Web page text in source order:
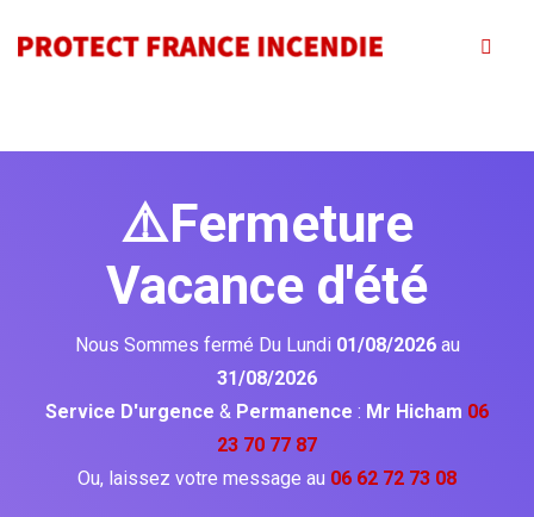
⚠️Fermeture
Vacance d'été
Nous Sommes fermé Du Lundi 01/08/2026 au
31/08/2026
Service D'urgence & Permanence : Mr Hicham 06
23 70 77 87
Ou, laissez votre message au 06 62 72 73 08